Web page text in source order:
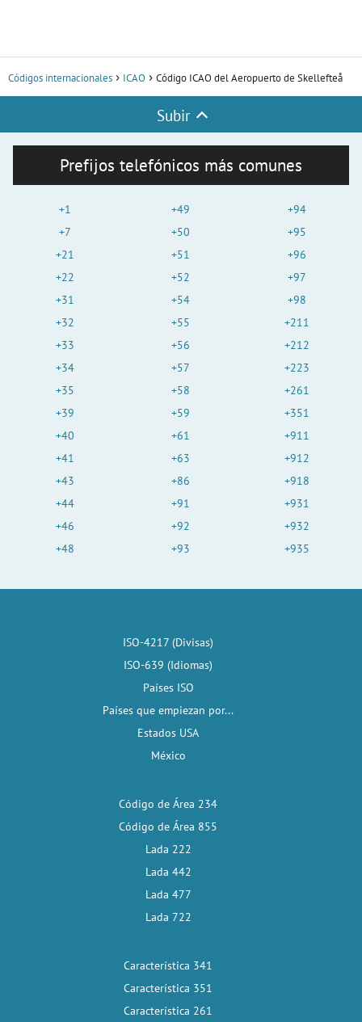
Códigos internacionales ICAO Código ICAO del Aeropuerto de Skellefteå
Subir
Prefijos telefónicos más comunes
+1
+7
+21
+22
+31
+32
+33
+34
+35
+39
+40
+41
+43
+44
+46
+48
+49
+50
+51
+52
+54
+55
+56
+57
+58
+59
+61
+63
+86
+91
+92
+93
+94
+95
+96
+97
+98
+211
+212
+223
+261
+351
+911
+912
+918
+931
+932
+935
ISO-4217 (Divisas)
ISO-639 (Idiomas)
Países ISO
Países que empiezan por...
Estados USA
México
Código de Área 234
Código de Área 855
Lada 222
Lada 442
Lada 477
Lada 722
Característica 341
Característica 351
Característica 261